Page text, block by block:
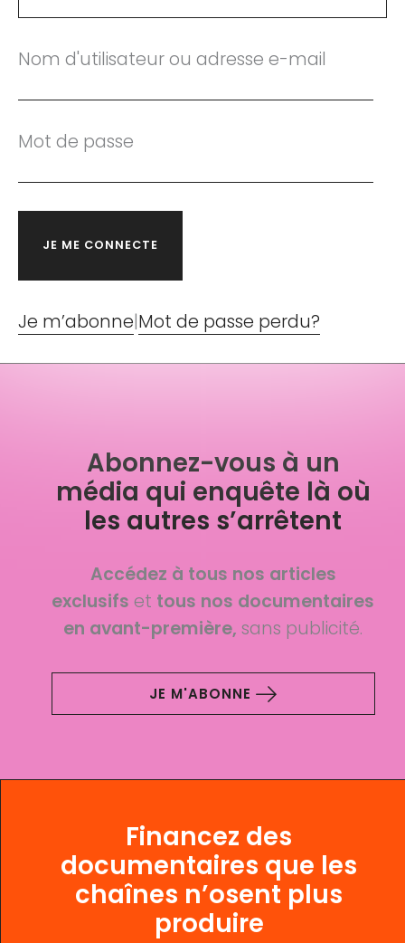
Nom d'utilisateur ou adresse e-mail
Mot de passe
Je m’abonne|Mot de passe perdu?
Abonnez-vous à un
média qui enquête là où
les autres s’arrêtent
Accédez à tous nos articles
exclusifs et tous nos documentaires
en avant-première,sans publicité.
JE M'ABONNE
Financez des
documentaires que les
chaînes n’osent plus
produire